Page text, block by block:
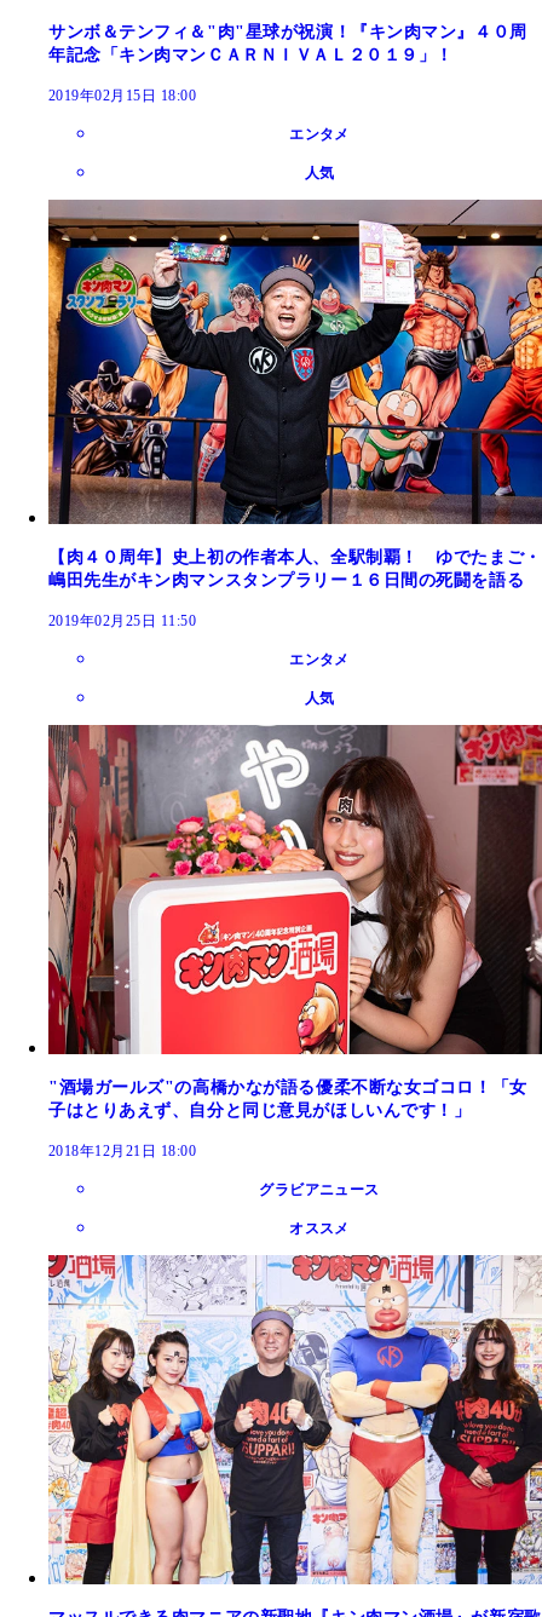
サンボ＆テンフィ＆"肉"星球が祝演！『キン肉マン』４０周
年記念「キン肉マンＣＡＲＮＩＶＡＬ２０１９」！
2019年02月15日 18:00
エンタメ
人気
【肉４０周年】史上初の作者本人、全駅制覇！ ゆでたまご・
嶋田先生がキン肉マンスタンプラリー１６日間の死闘を語る
2019年02月25日 11:50
エンタメ
人気
"酒場ガールズ"の高橋かなが語る優柔不断な女ゴコロ！「女
子はとりあえず、自分と同じ意見がほしいんです！」
2018年12月21日 18:00
グラビアニュース
オススメ